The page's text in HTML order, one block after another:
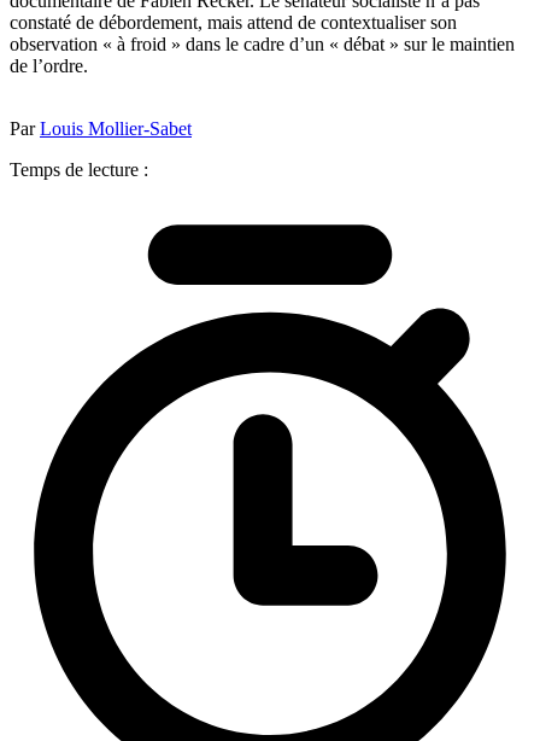
constaté de débordement, mais attend de contextualiser son
observation « à froid » dans le cadre d’un « débat » sur le maintien
de l’ordre.
ParLouis Mollier-Sabet
Temps de lecture :